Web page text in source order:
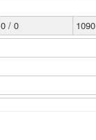
0 / 0 1090